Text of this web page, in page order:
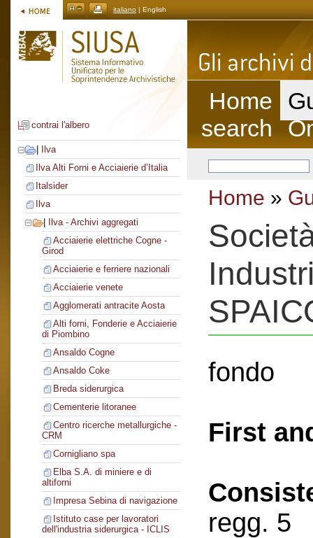
italiano | English
contrai l'albero
Ilva
Ilva Alti Forni e Acciaierie d’Italia
Italsider
Ilva
Ilva - Archivi aggregati
Acciaierie elettriche Cogne -
Girod
Acciaierie e ferriere nazionali
Acciaierie venete
Agglomerati antracite Aosta
Alti forni, Fonderie e Acciaierie
di Piombino
Ansaldo Cogne
Ansaldo Coke
Breda siderurgica
Cementerie litoranee
Centro ricerche metallurgiche -
CRM
Cornigliano spa
Elba S.A. di miniere e di
altiforni
Impresa Sebina di navigazione
Istituto case per lavoratori
dell'industria siderurgica - ICLIS
Home
search
Home »
fondo
First
regg. 5